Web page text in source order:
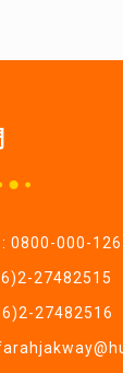
:0800-000-126
27482515
27482516